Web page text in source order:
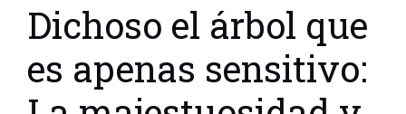
Dichoso el árbol que
es apenas sensitivo: